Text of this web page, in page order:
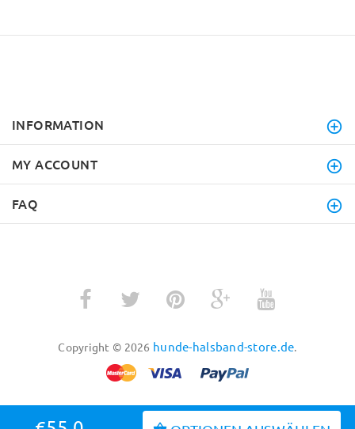
INFORMATION
MY ACCOUNT
FAQ
Copyright © 2026 hunde-halsband-store.de.